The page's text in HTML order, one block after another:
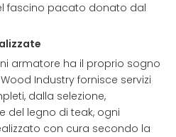
fascino pacato donato dal
armatore ha il proprio sogno
Industry fornisce servizi
dalla selezione,
del legno di teak, ogni
con cura secondo la